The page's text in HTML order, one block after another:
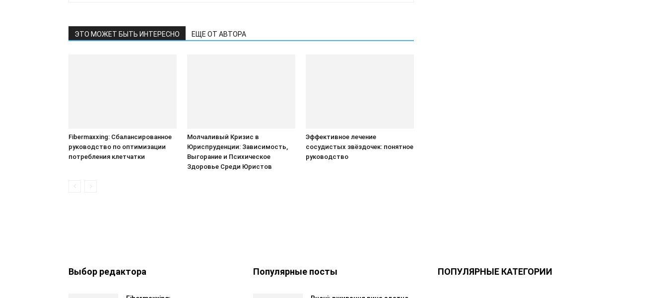
ЭТО МОЖЕТ БЫТЬ ИНТЕРЕСНО ЕЩЕ ОТ АВТОРА
Fibermaxxing: Сбалансированное
руководство по оптимизации
потребления клетчатки
Молчаливый Кризис в
Юриспруденции: Зависимость,
Выгорание и Психическое
Здоровье Среди Юристов
Эффективное лечение
сосудистых звёздочек: понятное
руководство
Выбор редактора Популярные посты ПОПУЛЯРНЫЕ КАТЕГОРИИ